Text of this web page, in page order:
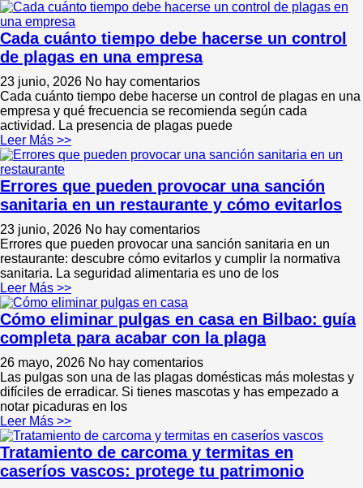
Cada cuánto tiempo debe hacerse un control
de plagas en una empresa
23 junio, 2026 No hay comentarios
Cada cuánto tiempo debe hacerse un control de plagas en una
empresa y qué frecuencia se recomienda según cada
actividad. La presencia de plagas puede
Leer Más >>
Errores que pueden provocar una sanción
sanitaria en un restaurante y cómo evitarlos
23 junio, 2026 No hay comentarios
Errores que pueden provocar una sanción sanitaria en un
restaurante: descubre cómo evitarlos y cumplir la normativa
sanitaria. La seguridad alimentaria es uno de los
Leer Más >>
Cómo eliminar pulgas en casa en Bilbao: guía
completa para acabar con la plaga
26 mayo, 2026 No hay comentarios
Las pulgas son una de las plagas domésticas más molestas y
difíciles de erradicar. Si tienes mascotas y has empezado a
notar picaduras en los
Leer Más >>
Tratamiento de carcoma y termitas en
caseríos vascos: protege tu patrimonio